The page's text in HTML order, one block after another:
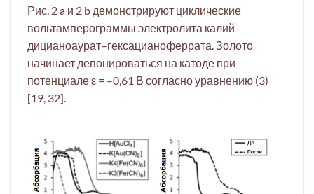
Рис. 2 a и 2 b демонстрируют циклические
вольтамперограммы электролита калий
дицианоаурат–гексацианоферрата. Золото
начинает депонироваться на катоде при
потенциале ε = –0,61 В согласно уравнению (3)
[19, 32].